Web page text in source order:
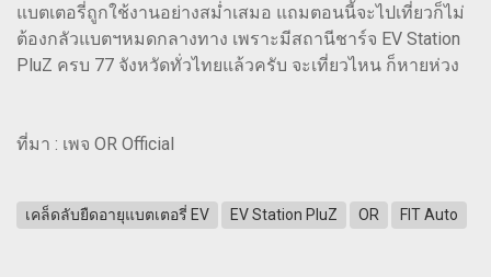
แบตเตอรี่ถูกใช้งานอย่างสม่ำเสมอ แถมตอนนี้จะไปเที่ยวก็ไม่
ต้องกลัวแบตฯหมดกลางทาง เพราะมีสถานีชาร์จ EV Station
PluZ ครบ 77 จังหวัดทั่วไทยแล้วครับ จะเที่ยวไหน ก็หายห่วง
ที่มา : เพจ OR Official
เคล็ดลับยืดอายุแบตเตอรี่ EV EV Station PluZ OR FIT Auto